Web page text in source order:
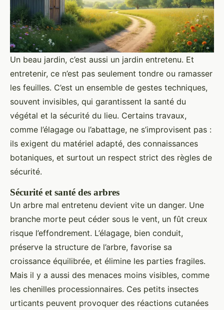
Un beau jardin, c’est aussi un jardin entretenu. Et
entretenir, ce n’est pas seulement tondre ou ramasser
les feuilles. C’est un ensemble de gestes techniques,
souvent invisibles, qui garantissent la santé du
végétal et la sécurité du lieu. Certains travaux,
comme l’élagage ou l’abattage, ne s’improvisent pas :
ils exigent du matériel adapté, des connaissances
botaniques, et surtout un respect strict des règles de
sécurité.
Sécurité et santé des arbres
Un arbre mal entretenu devient vite un danger. Une
branche morte peut céder sous le vent, un fût creux
risque l’effondrement. L’élagage, bien conduit,
préserve la structure de l’arbre, favorise sa
croissance équilibrée, et élimine les parties fragiles.
Mais il y a aussi des menaces moins visibles, comme
les chenilles processionnaires. Ces petits insectes
urticants peuvent provoquer des réactions cutanées